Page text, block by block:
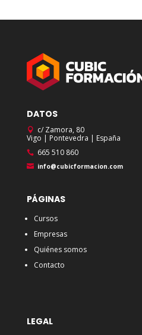
DATOS
c/ Zamora, 80
Vigo | Pontevedra | España
665 510 860
info@cubicformacion.com
PÁGINAS
Cursos
Empresas
Quiénes somos
Contacto
LEGAL